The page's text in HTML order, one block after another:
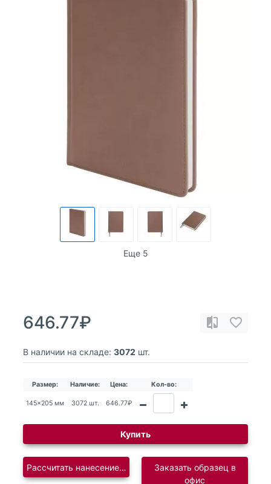
Еще 5
646.77₽
В наличии на складе: 3072 шт.
Размер: Наличие: Цена: Кол-во:
145x205 мм 3072 шт. 646.77₽
Купить
Рассчитать нанесение логотипаЗаказать образец в
офис